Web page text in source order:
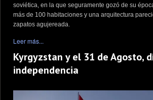
soviética, en la que seguramente gozó de su
más de 100 habitaciones y una arquitectura
zapatos agujereada.
Leer más...
Kyrgyzstan y el 31 de Agosto,
independencia